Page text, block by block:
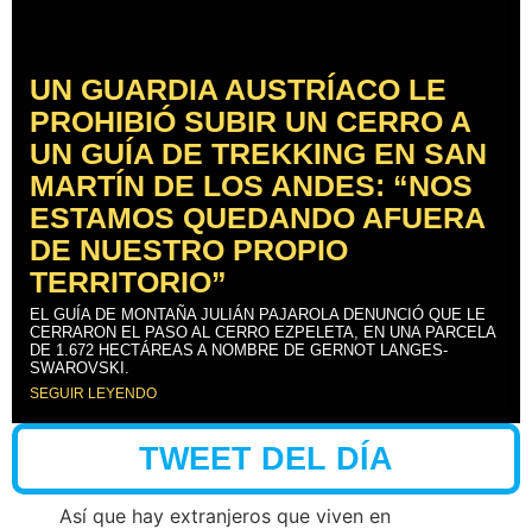
UN GUARDIA AUSTRÍACO LE
PROHIBIÓ SUBIR UN CERRO A
UN GUÍA DE TREKKING EN SAN
MARTÍN DE LOS ANDES: “NOS
ESTAMOS QUEDANDO AFUERA
DE NUESTRO PROPIO
TERRITORIO”
EL GUÍA DE MONTAÑA JULIÁN PAJAROLA DENUNCIÓ QUE LE
CERRARON EL PASO AL CERRO EZPELETA, EN UNA PARCELA
DE 1.672 HECTÁREAS A NOMBRE DE GERNOT LANGES-
SWAROVSKI.
SEGUIR LEYENDO
TWEET DEL DÍA
Así que hay extranjeros que viven en